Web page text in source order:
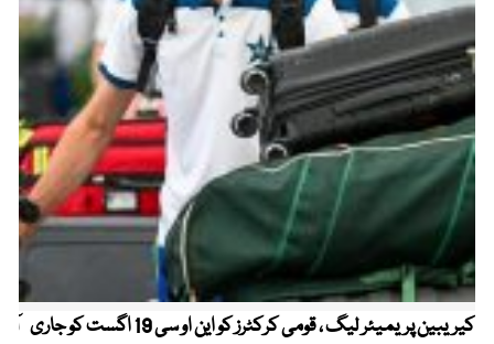
کیریبین پریمیئر لیگ ، قومی کرکٹرز کو این او سی 19 اگست کو جاری